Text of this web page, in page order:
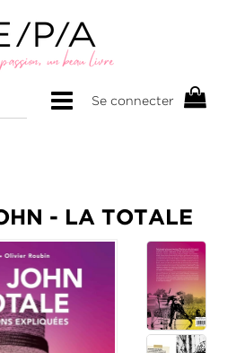
Se connecter
- LA TOTALE